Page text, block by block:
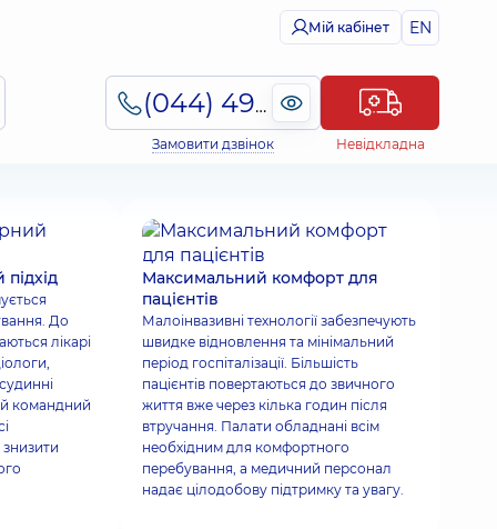
Мій кабінет EN
(044) 495-2-888
Замовити дзвінок Невідкладна
До
лікарі
командний
знизити
Максимальний комфорт для
пацієнтів
Малоінвазивні технології забезпечують
швидке відновлення та мінімальний
період госпіталізації. Більшість
пацієнтів повертаються до звичного
життя вже через кілька годин після
втручання. Палати обладнані всім
необхідним для комфортного
перебування, а медичний персонал
надає цілодобову підтримку та увагу.